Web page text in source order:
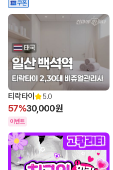
쿠폰
티락타이 5.0
57%30,000원
이벤트